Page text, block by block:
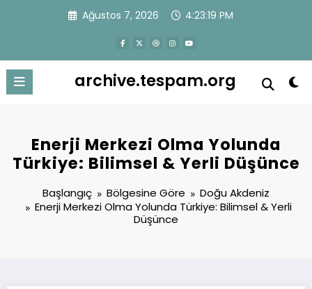
Ağustos 7, 2026 4:23:20 PM
archive.tespam.org
Enerji Merkezi Olma Yolunda
Türkiye: Bilimsel & Yerli Düşünce
Başlangıç Bölgesine Göre
Doğu Akdeniz
Enerji Merkezi Olma Yolunda Türkiye: Bilimsel & Yerli
Düşünce